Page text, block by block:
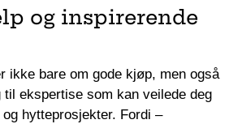
og inspirerende
ikke bare om gode kjøp, men også
til ekspertise som kan veilede deg
hytteprosjekter. Fordi –